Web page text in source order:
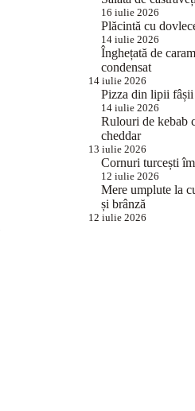
16 iulie 2026
Plăcintă cu
14 iulie 2026
Înghețată de
condensat
14 iulie 2026
Pizza din lipii
14 iulie 2026
Rulouri de kebab
cheddar
13 iulie 2026
Cornuri turcești
12 iulie 2026
Mere umplute la
și brânză
12 iulie 2026